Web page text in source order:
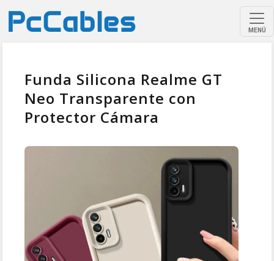
MENÚ
Funda Silicona Realme GT
Neo Transparente con
Protector Cámara